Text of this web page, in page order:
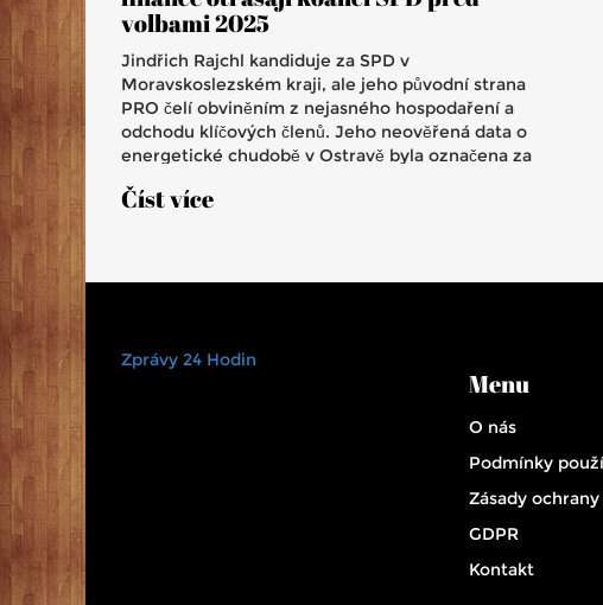
volbami 2025
Jindřich Rajchl kandiduje za SPD v
Moravskoslezském kraji, ale jeho původní strana
PRO čelí obviněním z nejasného hospodaření a
odchodu klíčových členů. Jeho neověřená data o
energetické chudobě v Ostravě byla označena za
Číst více
Zprávy 24 Hodin
Menu
O nás
Podmínky
Zásady
GDPR
Kontakt